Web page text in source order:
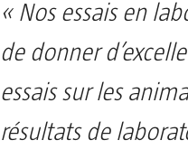
« Nos essais en
de donner
essais sur les
résultats de